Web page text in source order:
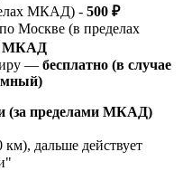
МКАД) - 500 ₽
Москве (в пределах
МКАД
— бесплатно (в случае
(за пределами МКАД)
км), дальше действует